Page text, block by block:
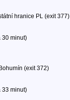
hranice PL (exit 377)
30 minut)
(exit 372)
33 minut)